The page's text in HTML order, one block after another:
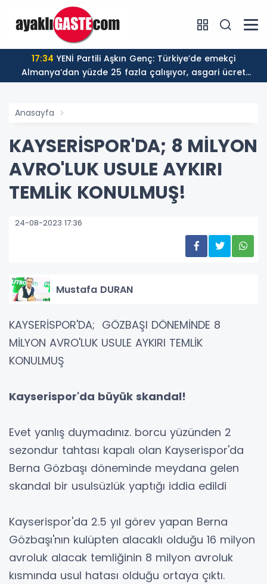
17:34
Almanya’dan yüzde 25 fazla çalışıyor, asgari ücret
ayın 18 gününe yetiyor
Anasayfa
KAYSERİSPOR'DA; 8 MİLYON
AVRO'LUK USULE AYKIRI
TEMLİK KONULMUŞ!
24-08-2023 17:36
Mustafa DURAN
KAYSERİSPOR'DA; GÖZBAŞI DÖNEMİNDE 8
MİLYON AVRO'LUK USULE AYKIRI TEMLİK
KONULMUŞ
Kayserispor'da büyük skandal!
Evet yanlış duymadınız. borcu yüzünden 2
sezondur tahtası kapalı olan Kayserispor'da
Berna Gözbaşı döneminde meydana gelen
skandal bir usulsüzlük yaptığı iddia edildi
Kayserispor'da 2.5 yıl görev yapan Berna
Gözbaşı'nın kulüpten alacaklı olduğu 16 milyon
avroluk alacak temliğinin 8 milyon avroluk
kısmında usul hatası olduğu ortaya çıktı.